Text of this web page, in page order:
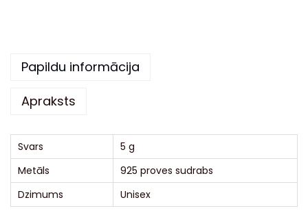
Papildu informācija
Apraksts
Svars
5 g
Metāls
925 proves sudrabs
Dzimums
Unisex